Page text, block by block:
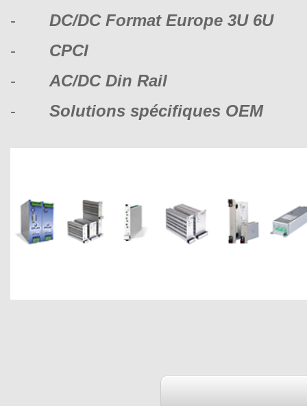
- DC/DC Format Europe 3U 6U
- CPCI
- AC/DC Din Rail
- Solutions spécifiques OEM